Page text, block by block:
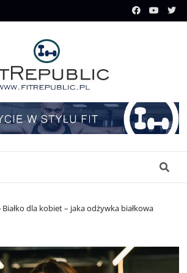
Białko dla kobiet – jaka odżywka białkowa